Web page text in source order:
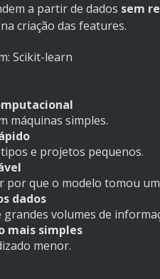
a partir de dados sem
criação das features.
Scikit-learn
máquinas simples.
e projetos pequenos.
por que o modelo tomou
dados
grandes volumes de
mais simples
menor.